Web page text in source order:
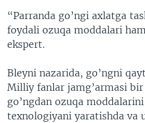
“Parranda go’ngi axlatga
foydali ozuqa moddalari
ekspert.
Bleyni nazarida, go’ngni
Milliy fanlar jamg’armasi
go’ngdan ozuqa
texnologiyani yaratishda va